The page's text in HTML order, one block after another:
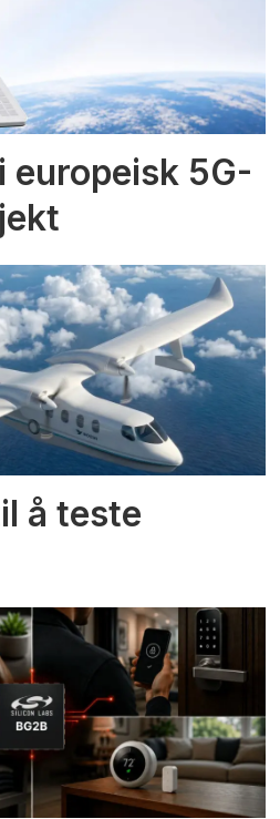
europeisk 5G-
å teste